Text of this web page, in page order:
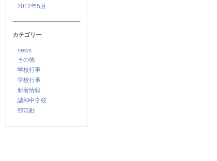
2012年5月
カテゴリー
news
その他
学校行事
学校行事
新着情報
誠和中学校
部活動